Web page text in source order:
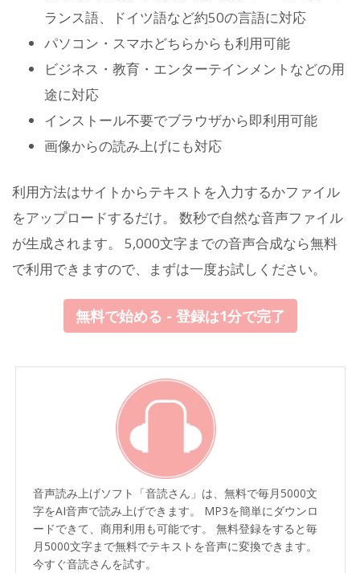
ランス語、ドイツ語など約50の言語に対応
パソコン・スマホどちらからも利用可能
ビジネス・教育・エンターテインメントなどの用
途に対応
インストール不要でブラウザから即利用可能
画像からの読み上げにも対応
利用方法はサイトからテキストを入力するかファイル
をアップロードするだけ。 数秒で自然な音声ファイル
が生成されます。 5,000文字までの音声合成なら無料
で利用できますので、まずは一度お試しください。
無料で始める - 登録は1分で完了
音声読み上げソフト「音読さん」は、無料で毎月5000文
字をAI音声で読み上げできます。 MP3を簡単にダウンロ
ードできて、商用利用も可能です。 無料登録をすると毎
月5000文字まで無料でテキストを音声に変換できます。
今すぐ音読さんを試す。